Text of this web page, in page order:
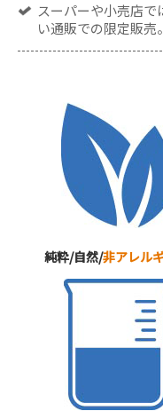
スーパーや小売店
い通販での限定販売。
純粋/自然/非アレル